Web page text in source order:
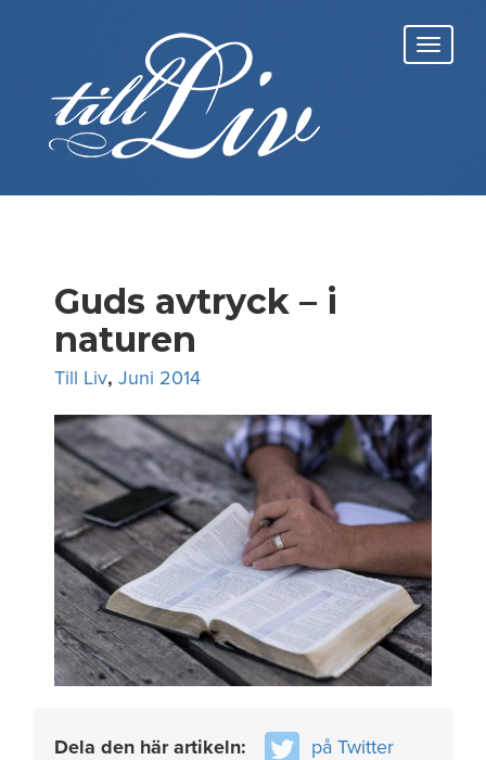
Guds avtryck – i
naturen
Till Liv, Juni 2014
Dela den här artikeln:
på Twitter